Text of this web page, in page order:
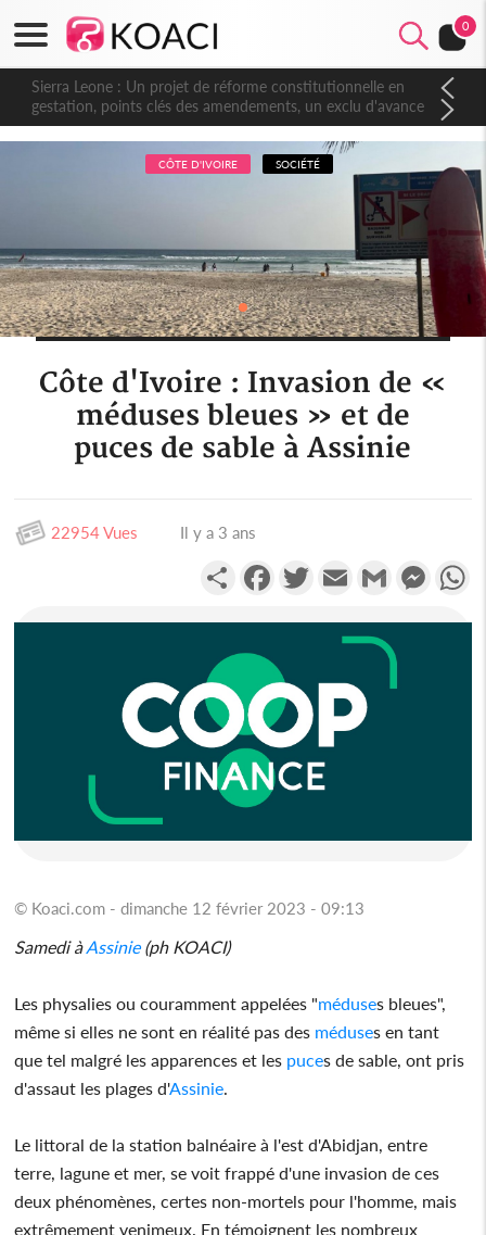
0
Sierra Leone : Un projet de réforme constitutionnelle en
gestation, points clés des amendements, un exclu d'avance
CÔTE D'IVOIRE SOCIÉTÉ
Côte d'Ivoire : Invasion de «
méduses bleues » et de
puces de sable à Assinie
22954 Vues Il y a 3 ans
PartagerFacebookTwitterEmail Gmail
© Koaci.com - dimanche 12 février 2023 - 09:13
Samedi àAssinie(ph KOACI)
Les physalies ou couramment appelées "méduses bleues",
même si elles ne sont en réalité pas des méduses en tant
que tel malgré les apparences et les puces de sable, ont pris
d'assaut les plages d'Assinie
Le littoral de la station balnéaire à l'est d'Abidjan, entre
terre, lagune et mer, se voit frappé d'une invasion de ces
deux phénomènes, certes non-mortels pour l'homme, mais
extrêmement venimeux. En témoignent les nombreux